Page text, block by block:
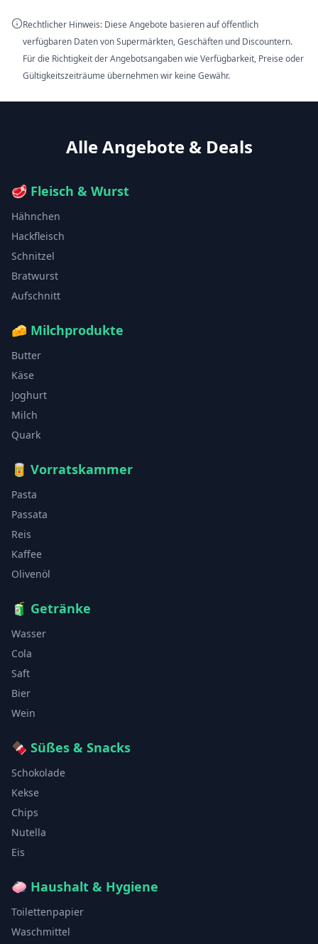
Rechtlicher Hinweis: Diese Angebote basieren auf öffentlich
verfügbaren Daten von Supermärkten, Geschäften und Discountern.
Für die Richtigkeit der Angebotsangaben wie Verfügbarkeit, Preise oder
Gültigkeitszeiträume übernehmen wir keine Gewähr.
Alle Angebote & Deals
🥩 Fleisch & Wurst
Hähnchen
Hackfleisch
Schnitzel
Bratwurst
Aufschnitt
🧀 Milchprodukte
Butter
Käse
Joghurt
Milch
Quark
🥫 Vorratskammer
Pasta
Passata
Reis
Kaffee
Olivenöl
🧃 Getränke
Wasser
Cola
Saft
Bier
Wein
🍫 Süßes & Snacks
Schokolade
Kekse
Chips
Nutella
Eis
🧼 Haushalt & Hygiene
Toilettenpapier
Waschmittel